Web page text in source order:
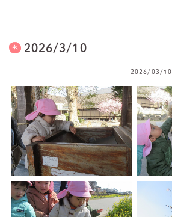
2026/3/10
2026/03/10